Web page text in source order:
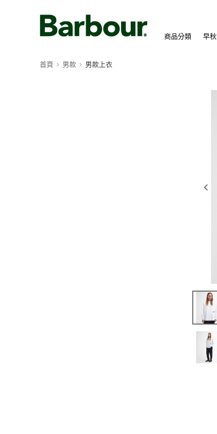
商品分類 早
首頁 男款 男款上衣